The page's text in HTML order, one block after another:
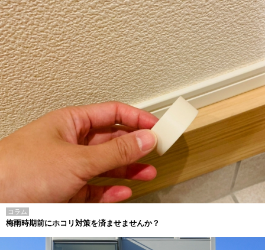
コラム
梅雨時期前にホコリ対策を済ませませんか？